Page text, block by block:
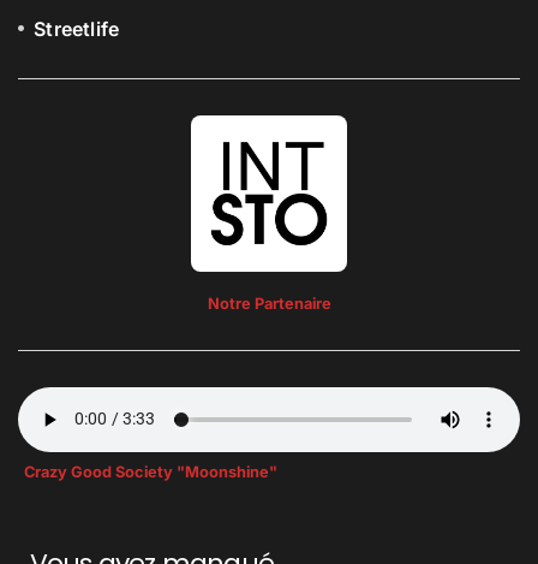
Streetlife
Notre Partenaire
Crazy Good Society "Moonshine"